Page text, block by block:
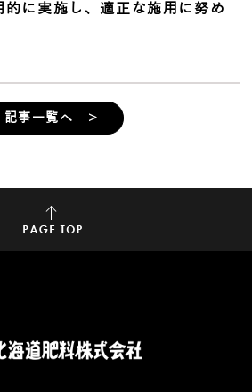
に実施し、適正な施用に努め
記事一覧へ ＞